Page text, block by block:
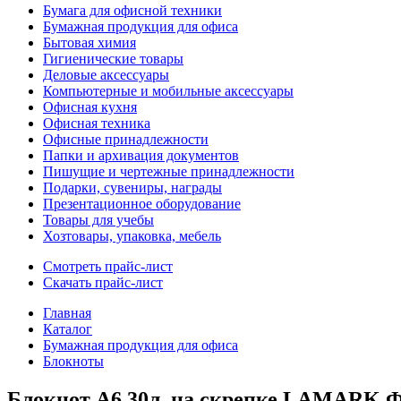
Бумага для офисной техники
Бумажная продукция для офиса
Бытовая химия
Гигиенические товары
Деловые аксессуары
Компьютерные и мобильные аксессуары
Офисная кухня
Офисная техника
Офисные принадлежности
Папки и архивация документов
Пишущие и чертежные принадлежности
Подарки, сувениры, награды
Презентационное оборудование
Товары для учебы
Хозтовары, упаковка, мебель
Смотреть прайс-лист
Скачать прайс-лист
Главная
Каталог
Бумажная продукция для офиса
Блокноты